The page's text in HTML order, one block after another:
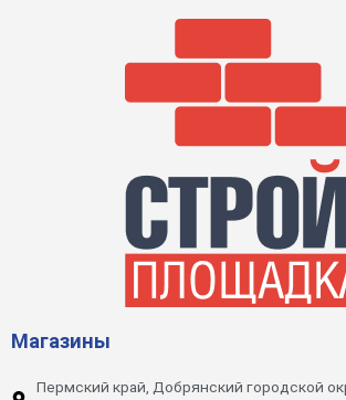
Магазины
Пермский край, Добрянский городской